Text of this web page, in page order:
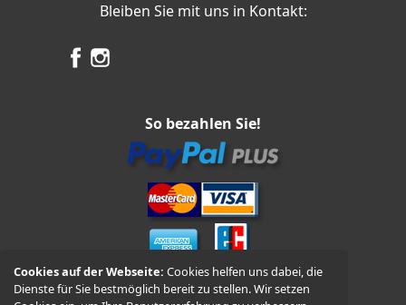
Cookies auf der Webseite:Cookies helfen uns dabei, die
Dienste für Sie bestmöglich bereit zu stellen. Wir setzen
Bleiben Sie mit uns in Kontakt:
So bezahlen Sie!
Vorkasse und Nachnahme